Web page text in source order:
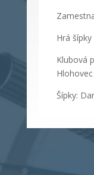
Hrá
Klubová
Hlohovec
Šípky: